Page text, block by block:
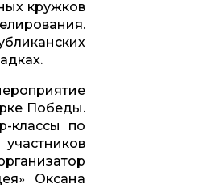
кружков
Победы.
классы по
Оксана